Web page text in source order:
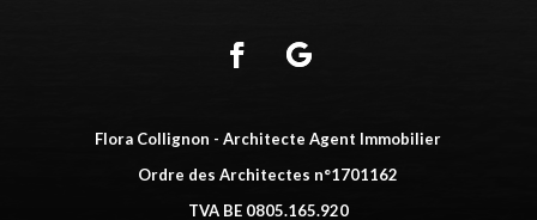
Flora Collignon - Architecte Agent Immobilier
Ordre des Architectes n°1701162
TVA BE 0805.165.920